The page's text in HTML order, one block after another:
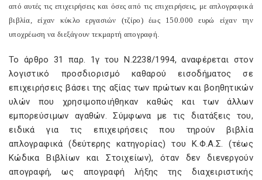
από αυτές τις επιχειρήσεις και όσες από τις επιχειρήσεις, με απλογραφικά
βιβλία, είχαν κύκλο εργασιών (τζίρο) έως 150.000 ευρώ είχαν την
υποχρέωση να διεξάγουν τεκμαρτή απογραφή.
Το άρθρο 31 παρ. 1γ του Ν.2238/1994, αναφέρεται στον
λογιστικό προσδιορισμό καθαρού εισοδήματος σε
επιχειρήσεις βάσει της αξίας των πρώτων και βοηθητικών
υλών που χρησιμοποιήθηκαν καθώς και των άλλων
εμπορεύσιμων αγαθών. Σύμφωνα με τις διατάξεις του,
ειδικά για τις επιχειρήσεις που τηρούν βιβλία
απλογραφικά (δεύτερης κατηγορίας) του Κ.Φ.Α.Σ. (τέως
Κώδικα Βιβλίων και Στοιχείων), όταν δεν διενεργούν
απογραφή, ως απογραφή λήξης της διαχειριστικής